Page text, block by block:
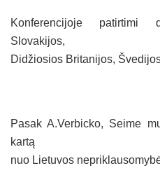
Konferencijoje patirtimi
Slovakijos,
Didžiosios Britanijos,
Pasak A.Verbicko, Seime
kartą
nuo Lietuvos